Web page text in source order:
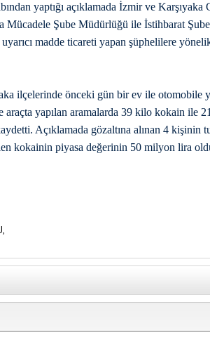
yaptığı açıklamada İzmir ve Karşıyaka
Mücadele Şube Müdürlüğü ile İstihbarat Şube
madde ticareti yapan şüphelilere
ilçelerinde önceki gün bir ev ile otomobile
araçta yapılan aramalarda 39 kilo kokain ile
Açıklamada gözaltına alınan 4 kişinin
kokainin piyasa değerinin 50 milyon lira